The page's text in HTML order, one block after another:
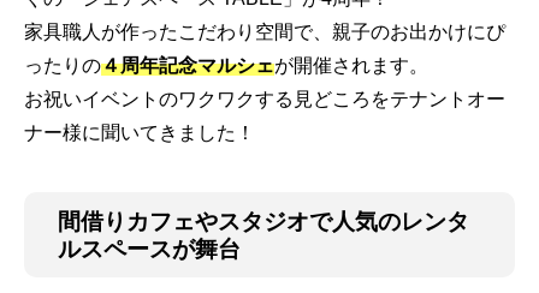
家具職人が作ったこだわり空間で、親子のお出かけにぴ
ったりの４周年記念マルシェが開催されます。
お祝いイベントのワクワクする見どころをテナントオー
ナー様に聞いてきました！
間借りカフェやスタジオで人気のレンタ
ルスペースが舞台